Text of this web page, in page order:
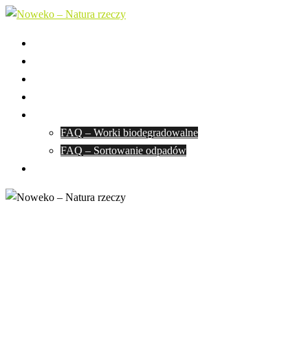
Przejdź
treści
FAQ – Worki biodegradowalne
FAQ – Sortowanie odpadów